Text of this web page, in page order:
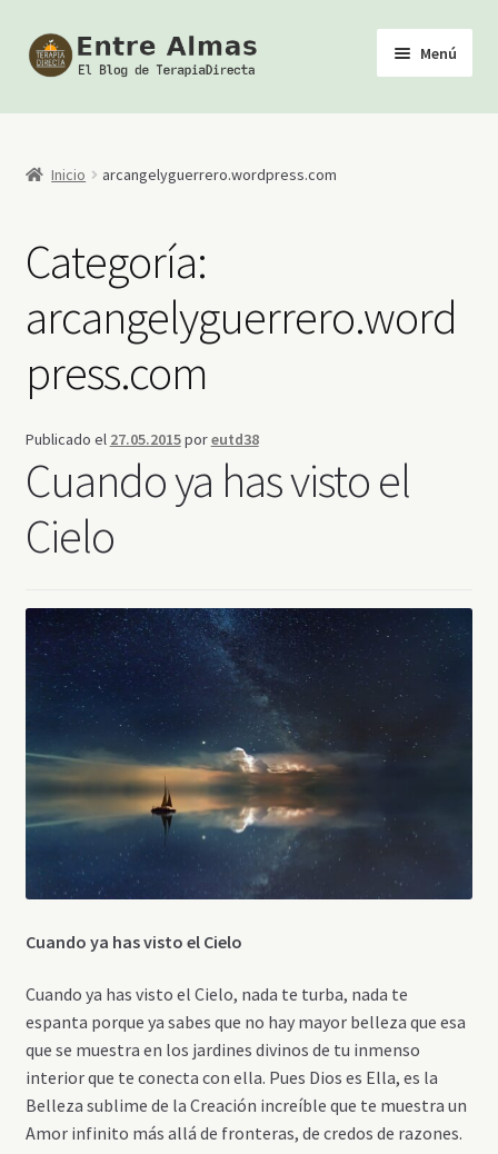
Ir
a
Ir
al
Menú
Inicio
TerapiaDirecta
Biblioteca Esotérica
Inicio arcangelyguerrero.wordpress.com
Categoría:
arcangelyguerrero.word
press.com
Publicado el 27.05.2015poreutd38
Cuando ya has visto el
Cielo
Cuando ya has visto el Cielo
Cuando ya has visto el Cielo, nada te turba, nada te
espanta porque ya sabes que no hay mayor belleza que esa
que se muestra en los jardines divinos de tu inmenso
interior que te conecta con ella. Pues Dios es Ella, es la
Belleza sublime de la Creación increíble que te muestra un
Amor infinito más allá de fronteras, de credos de razones.